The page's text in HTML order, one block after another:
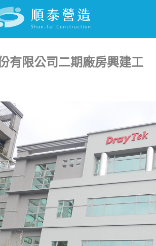
有限公司二期廠房興建工